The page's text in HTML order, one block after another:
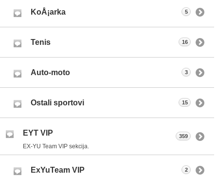
KoÅ¡arka 5
Tenis 16
Auto-moto 3
Ostali sportovi 15
EYT VIP
EX-YU Team VIP sekcija.
359
ExYuTeam VIP 2